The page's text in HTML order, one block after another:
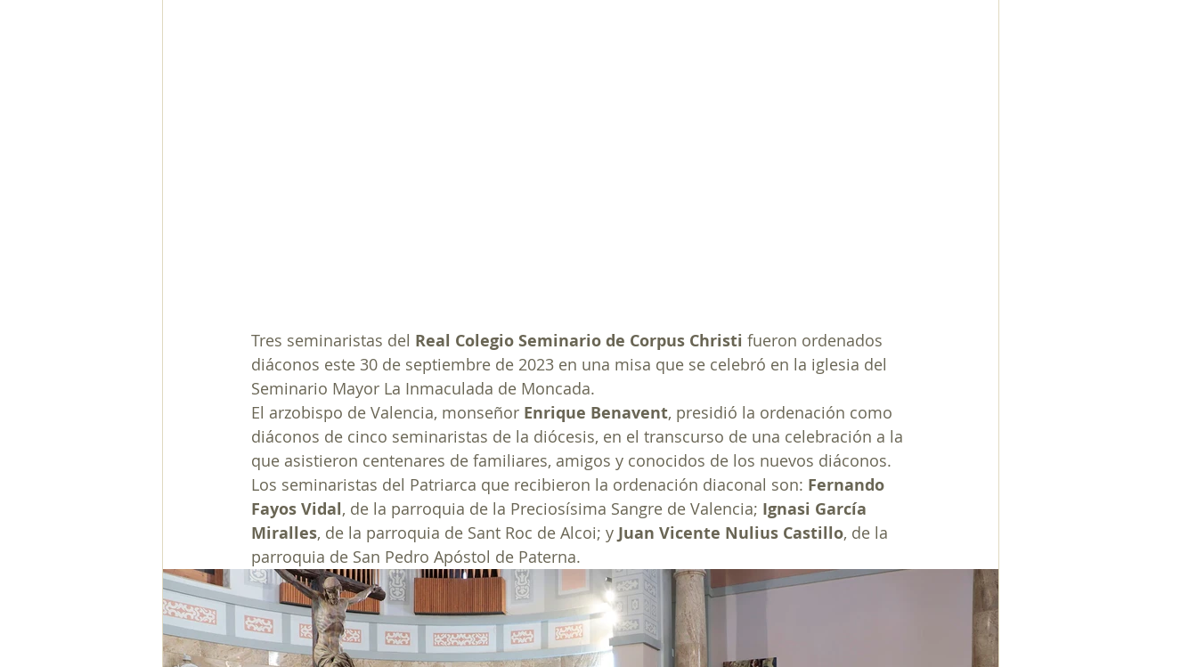
Tres seminaristas del Real Colegio Seminario de Corpus Christi fueron ordenados
diáconos este 30 de septiembre de 2023 en una misa que se celebró en la iglesia del
Seminario Mayor La Inmaculada de Moncada.
El arzobispo de Valencia, monseñor Enrique Benavent, presidió la ordenación como
diáconos de cinco seminaristas de la diócesis, en el transcurso de una celebración a la
que asistieron centenares de familiares, amigos y conocidos de los nuevos diáconos.
Los seminaristas del Patriarca que recibieron la ordenación diaconal son: Fernando
Fayos Vidal, de la parroquia de la Preciosísima Sangre de Valencia; Ignasi García
Miralles, de la parroquia de Sant Roc de Alcoi; y Juan Vicente Nulius Castillo, de la
parroquia de San Pedro Apóstol de Paterna.